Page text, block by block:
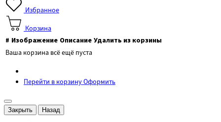
Избранное
Корзина
# Изображение Описание Удалить из корзины
Ваша корзина всё ещё пуста
Перейти в корзинуОформить
Закрыть Назад